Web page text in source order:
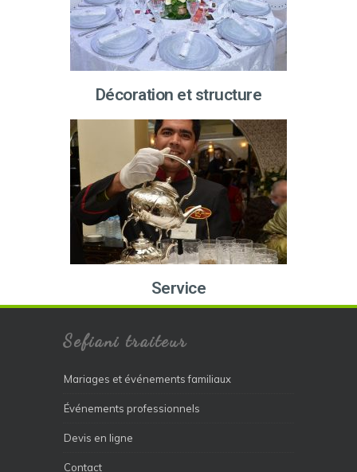
Décoration et structure
Service
Sefiani traiteur
Mariages et événements familiaux
Événements professionnels
Devis en ligne
Contact